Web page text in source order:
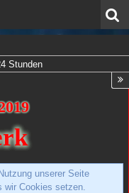
Stunden
unserer Seite
wir Cookies setzen.